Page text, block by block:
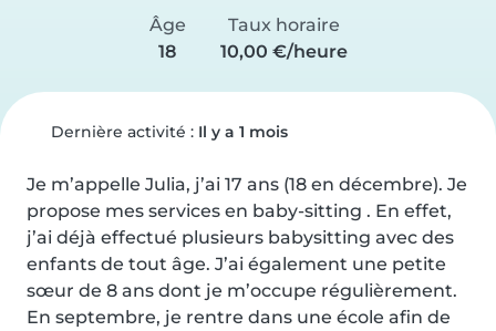
Âge
18
Taux horaire
10,00 €/heure
Dernière activité : Il y a 1 mois
Je m’appelle Julia, j’ai 17 ans (18 en décembre). Je
propose mes services en baby-sitting . En effet,
j’ai déjà effectué plusieurs babysitting avec des
enfants de tout âge. J’ai également une petite
sœur de 8 ans dont je m’occupe régulièrement.
En septembre, je rentre dans une école afin de